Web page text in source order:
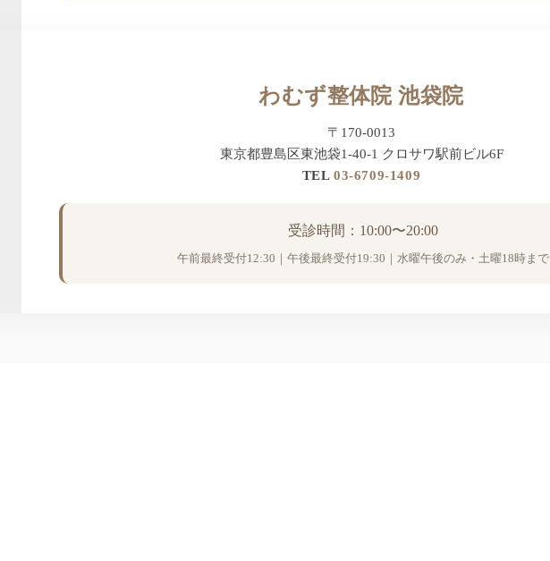
わむず整体院 池袋院
〒170-0013
東京都豊島区東池袋1-40-1 クロサワ駅前ビル6F
TEL03-6709-1409
受診時間：10:00〜20:00
午前最終受付12:30｜午後最終受付19:30｜水曜午後のみ・土曜18時まで